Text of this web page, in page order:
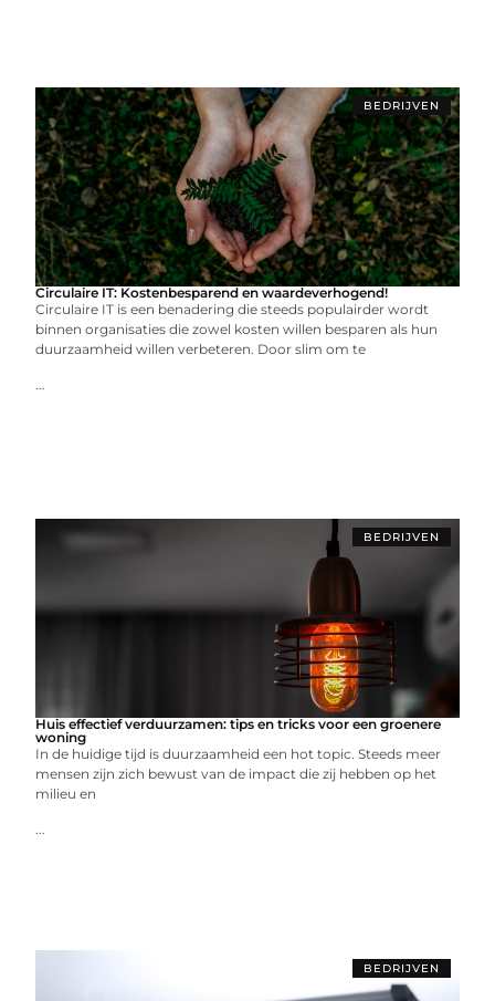
BEDRIJVEN
Circulaire IT: Kostenbesparend en waardeverhogend!
Circulaire IT is een benadering die steeds populairder wordt
binnen organisaties die zowel kosten willen besparen als hun
duurzaamheid willen verbeteren. Door slim om te
...
BEDRIJVEN
Huis effectief verduurzamen: tips en tricks voor een groenere
woning
In de huidige tijd is duurzaamheid een hot topic. Steeds meer
mensen zijn zich bewust van de impact die zij hebben op het
milieu en
...
BEDRIJVEN